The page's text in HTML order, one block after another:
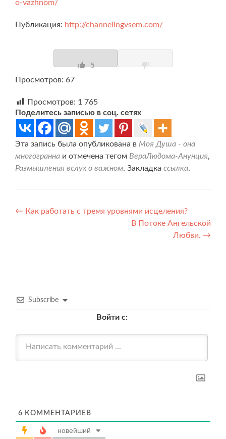
o-vazhnom/
Публикация: http://channelingvsem.com/
5
Просмотров: 67
Просмотров: 1 765
Поделитесь записью в соц. сетях
Эта запись была опубликована в Моя Душа - она
многогранна и отмечена тегом ВераЛюдома-Анунция,
Размышления вслух о важном. Закладка ссылка.
Навигация
← Как работать с тремя уровнями исцеления?
В Потоке Ангельской
Любви. →
Subscribe
Войти с:
6 КОММЕНТАРИЕВ
новейший